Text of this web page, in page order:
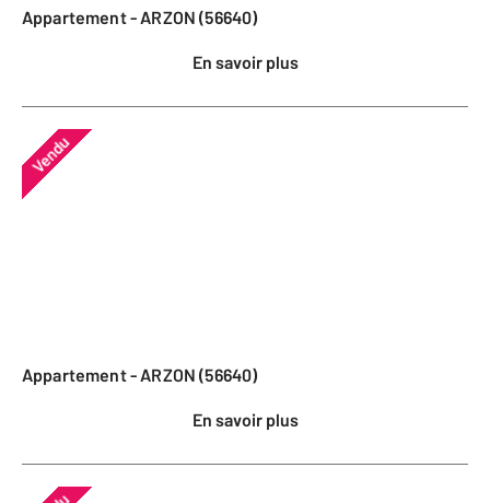
Appartement - ARZON (56640)
En savoir plus
Vendu
Appartement - ARZON (56640)
En savoir plus